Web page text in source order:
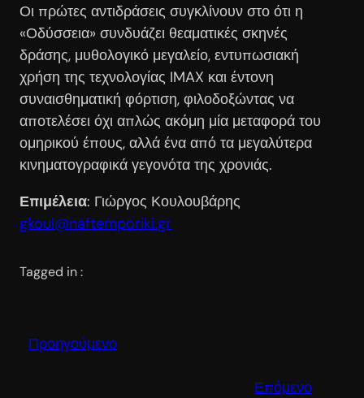
Οι πρώτες αντιδράσεις συγκλίνουν στο ότι η
«Οδύσσεια» συνδυάζει θεαματικές σκηνές
δράσης, μυθολογικό μεγαλείο, εντυπωσιακή
χρήση της τεχνολογίας IMAX και έντονη
συναισθηματική φόρτιση, φιλοδοξώντας να
αποτελέσει όχι απλώς ακόμη μία μεταφορά του
ομηρικού έπους, αλλά ένα από τα μεγαλύτερα
κινηματογραφικά γεγονότα της χρονιάς.
Επιμέλεια: Γιώργος Κουλουβάρης
gkoul@naftemporiki.gr
Tagged in :
Προηγούμενο
Επόμενο